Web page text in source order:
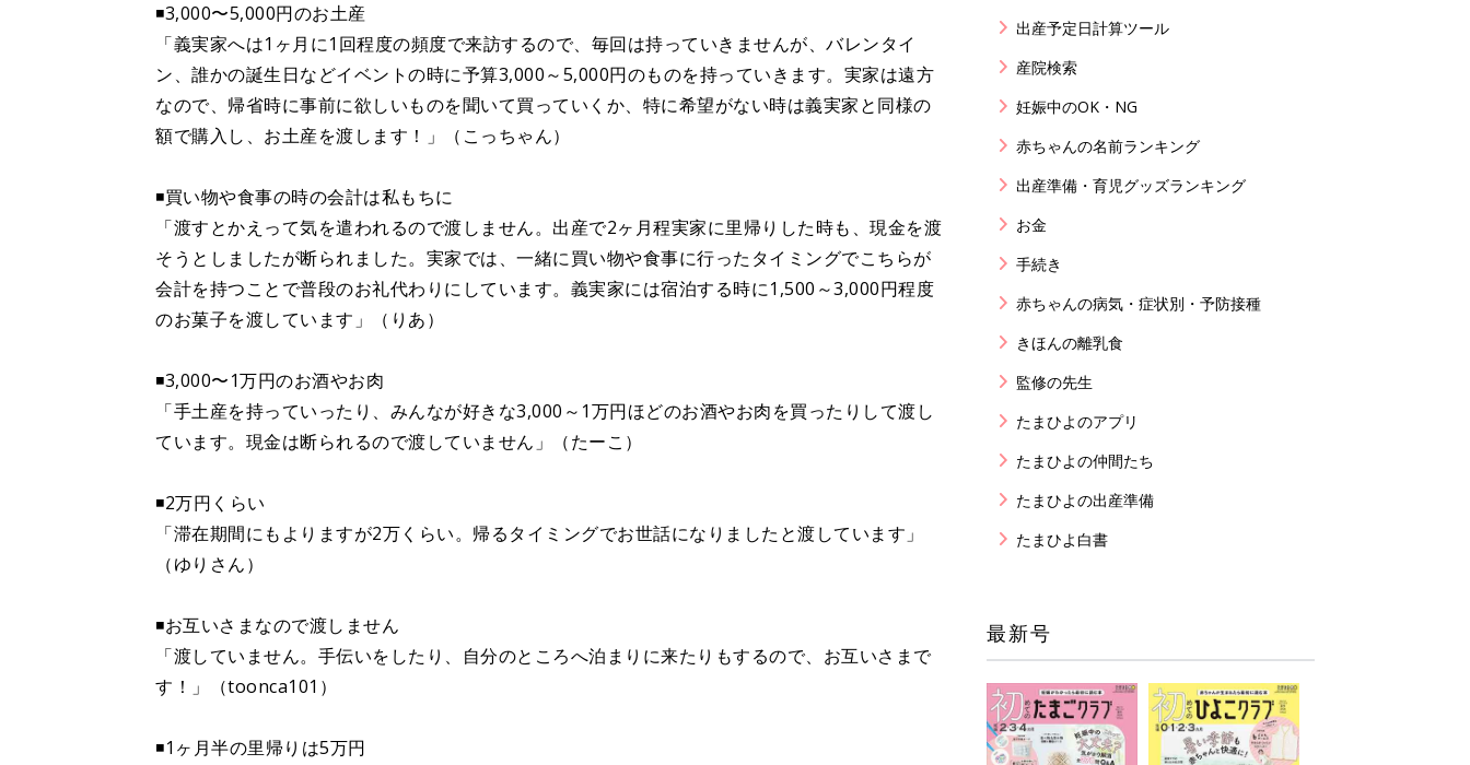
◾️3,000〜5,000円のお土産
「義実家へは1ヶ月に1回程度の頻度で来訪するので、毎回は持っていきませんが、バレンタイ
ン、誰かの誕生日などイベントの時に予算3,000～5,000円のものを持っていきます。実家は遠方
なので、帰省時に事前に欲しいものを聞いて買っていくか、特に希望がない時は義実家と同様の
額で購入し、お土産を渡します！」（こっちゃん）
◾️買い物や食事の時の会計は私もちに
「渡すとかえって気を遣われるので渡しません。出産で2ヶ月程実家に里帰りした時も、現金を渡
そうとしましたが断られました。実家では、一緒に買い物や食事に行ったタイミングでこちらが
会計を持つことで普段のお礼代わりにしています。義実家には宿泊する時に1,500～3,000円程度
のお菓子を渡しています」（りあ）
◾️3,000〜1万円のお酒やお肉
「手土産を持っていったり、みんなが好きな3,000～1万円ほどのお酒やお肉を買ったりして渡し
ています。現金は断られるので渡していません」（たーこ）
◾️2万円くらい
「滞在期間にもよりますが2万くらい。帰るタイミングでお世話になりましたと渡しています」
（ゆりさん）
◾️お互いさまなので渡しません
「渡していません。手伝いをしたり、自分のところへ泊まりに来たりもするので、お互いさまで
す！」（toonca101）
◾️1ヶ月半の里帰りは5万円
出産予定日計算ツール
産院検索
妊娠中のOK・NG
赤ちゃんの名前ランキング
出産準備・育児グッズランキング
お金
手続き
赤ちゃんの病気・症状別・予防接種
きほんの離乳食
監修の先生
たまひよのアプリ
たまひよの仲間たち
たまひよの出産準備
たまひよ白書
最新号